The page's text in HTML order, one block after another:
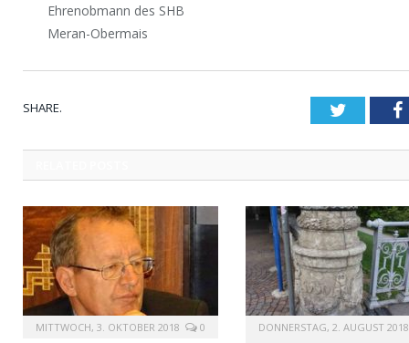
Ehrenobmann des SHB
Meran-Obermais
SHARE. Twitter
MITTWOCH, 3. OKTOBER 2018 0 DONNERSTAG, 2. AUGUST 2018